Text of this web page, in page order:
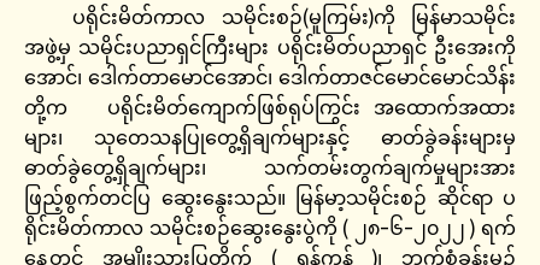
ပရိုင်းမိတ်ကာလ သမိုင်းစဉ်(မူကြမ်း)ကို မြန်မာသမိုင်း
အဖွဲ့မှ သမိုင်းပညာရှင်ကြီးများ ပရိုင်းမိတ်ပညာရှင် ဦးအေးကို
အောင်၊ ဒေါက်တာမောင်အောင်၊ ဒေါက်တာဇင်မောင်မောင်သိန်း
တို့က ပရိုင်းမိတ်ကျောက်ဖြစ်ရုပ်ကြွင်း အထောက်အထား
များ၊ သုတေသနပြုတွေ့ရှိချက်များနှင့် ဓာတ်ခွဲခန်းများမှ
ဓာတ်ခွဲတွေ့ရှိချက်များ၊ သက်တမ်းတွက်ချက်မှုများအား
ဖြည့်စွက်တင်ပြ ဆွေးနွေးသည်။ မြန်မာ့သမိုင်းစဉ် ဆိုင်ရာ ပ
ရိုင်းမိတ်ကာလ သမိုင်းစဉ်ဆွေးနွေးပွဲကို ( ၂၈-၆-၂၀၂၂ ) ရက်
နေ့တွင် အမျိုးသားပြတိုက် ( ရန်ကုန် )၊ ဘက်စုံခန်းမ၌